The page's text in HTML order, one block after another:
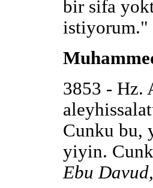
bir sifa
istiyorum."
3853 - Hz.
Cunku bu,
yiyin.
Ebu